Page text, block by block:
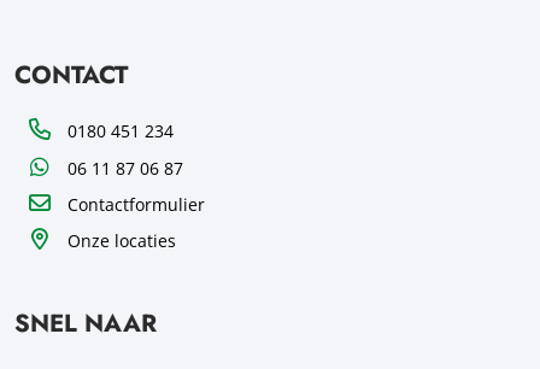
CONTACT
Telefoon0180 451 234
WhatsApp06 11 87 06 87
Contactformulier
Onze locaties
SNEL NAAR